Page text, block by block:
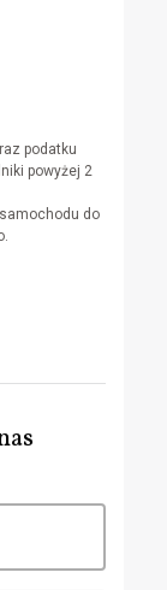
podatku
powyżej 2
do